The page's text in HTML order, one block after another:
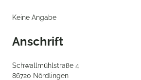
Keine Angabe
Anschrift
Schwallmühlstraße 4
86720 Nördlingen